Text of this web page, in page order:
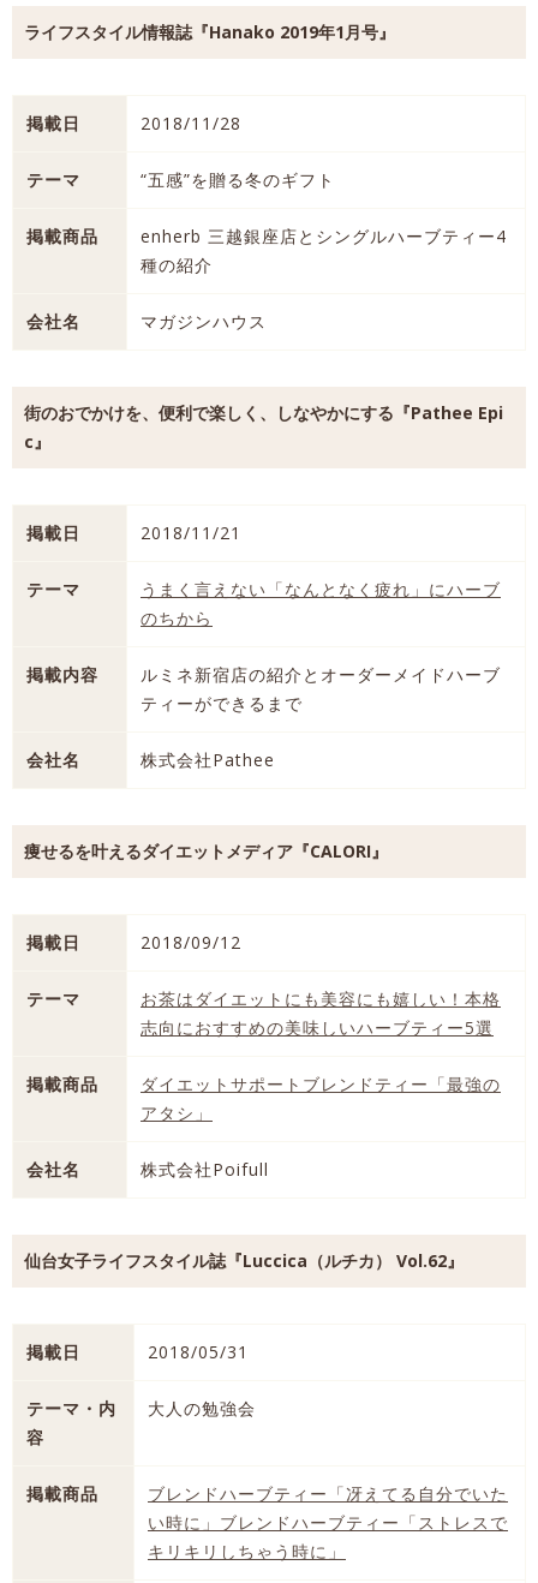
ライフスタイル情報誌『Hanako 2019年1月号』
掲載日 2018/11/28
テーマ “五感”を贈る冬のギフト
掲載商品
enherb 三越銀座店とシングルハーブティー4
種の紹介
会社名 マガジンハウス
街のおでかけを、便利で楽しく、しなやかにする『Pathee Epi
c』
掲載日 2018/11/21
テーマ
うまく言えない「なんとなく疲れ」にハーブ
のちから
掲載内容
ルミネ新宿店の紹介とオーダーメイドハーブ
ティーができるまで
会社名 株式会社Pathee
痩せるを叶えるダイエットメディア『CALORI』
掲載日 2018/09/12
テーマ
お茶はダイエットにも美容にも嬉しい！本格
志向におすすめの美味しいハーブティー5選
掲載商品
ダイエットサポートブレンドティー「最強の
アタシ」
会社名 株式会社Poifull
仙台女子ライフスタイル誌『Luccica（ルチカ） Vol.62』
掲載日 2018/05/31
テーマ・内
容
大人の勉強会
掲載商品
ブレンドハーブティー「冴えてる自分でいた
い時に」 ブレンドハーブティー「ストレスで
キリキリしちゃう時に」